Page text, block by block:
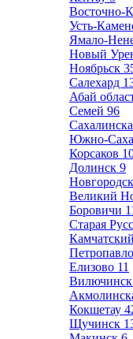
Восточно-
Усть-
Ямало-
Новый
Ноябрьск
Салехард
Абай
Семей 96
Южно-
Корсаков
Долинск 9
Великий
Боровичи
Старая
Елизово 11
Вилючинск
Кокшетау
Щучинск